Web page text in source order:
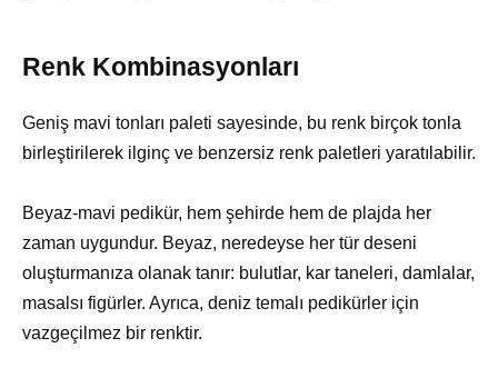
Renk Kombinasyonları
Geniş mavi tonları paleti sayesinde, bu renk birçok tonla
birleştirilerek ilginç ve benzersiz renk paletleri yaratılabilir.
Beyaz-mavi pedikür, hem şehirde hem de plajda her
zaman uygundur. Beyaz, neredeyse her tür deseni
oluşturmanıza olanak tanır: bulutlar, kar taneleri, damlalar,
masalsı figürler. Ayrıca, deniz temalı pedikürler için
vazgeçilmez bir renktir.